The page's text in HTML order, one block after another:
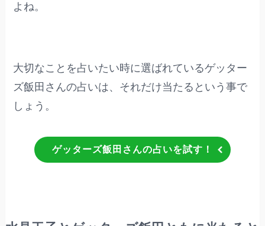
よね。
大切なことを占いたい時に選ばれているゲッター
ズ飯田さんの占いは、それだけ当たるという事で
しょう。
ゲッターズ飯田さんの占いを試す！